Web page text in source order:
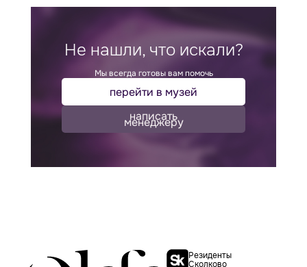
Не нашли, что искали?
Мы всегда готовы вам помочь
перейти в музей
написать
менеджеру
Резиденты
Сколково